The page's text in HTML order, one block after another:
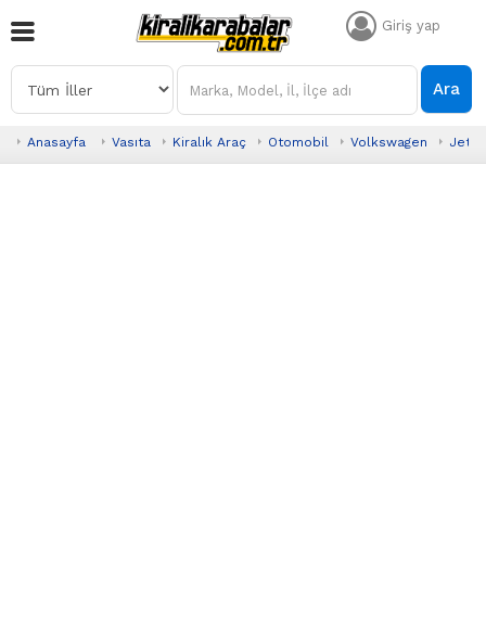
Giriş yap
Ara
Anasayfa Vasıta Kiralık Araç Otomobil Volkswagen Jetta